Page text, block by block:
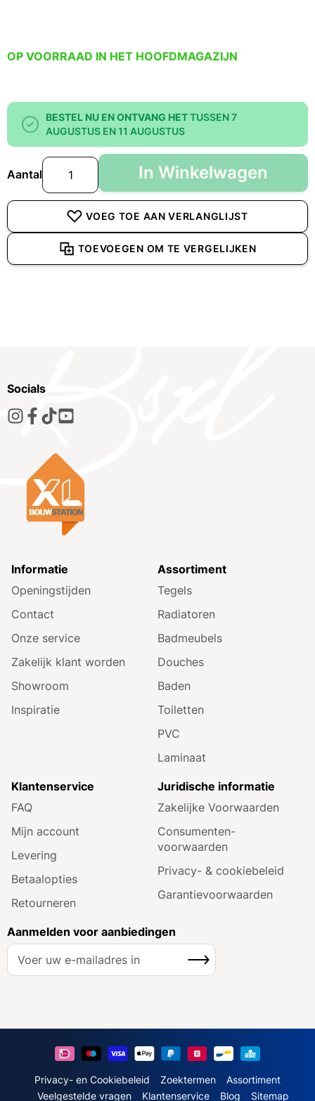
OP VOORRAAD IN HET HOOFDMAGAZIJN
BESTEL NU EN ONTVANG HETTUSSEN 7
AUGUSTUS EN 11 AUGUSTUS
Aantal In Winkelwagen
VOEG TOE AAN VERLANGLIJST
TOEVOEGEN OM TE VERGELIJKEN
Socials
Informatie
Openingstijden
Contact
Onze service
Zakelijk klant worden
Showroom
Inspiratie
Assortiment
Tegels
Radiatoren
Badmeubels
Douches
Baden
Toiletten
PVC
Laminaat
Klantenservice
FAQ
Mijn account
Levering
Betaalopties
Retourneren
Juridische informatie
Zakelijke Voorwaarden
Consumenten­
voorwaarden
Privacy- & cookiebeleid
Garantie­voorwaarden
Aanmelden voor aanbiedingen
A
e
Inschrijven
Privacy- en Cookiebeleid Zoektermen
Assortiment
Veelgestelde vragen
Klantenservice Blog Sitemap